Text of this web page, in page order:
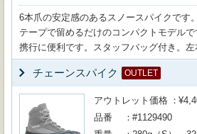
6本爪の安定感のあるスノースパイクです
テープで留めるだけのコンパクトモデルで
携行に便利です。スタッフバッグ付き。左
チェーンスパイク OUTLET
アウトレット価格
品番
#1129490